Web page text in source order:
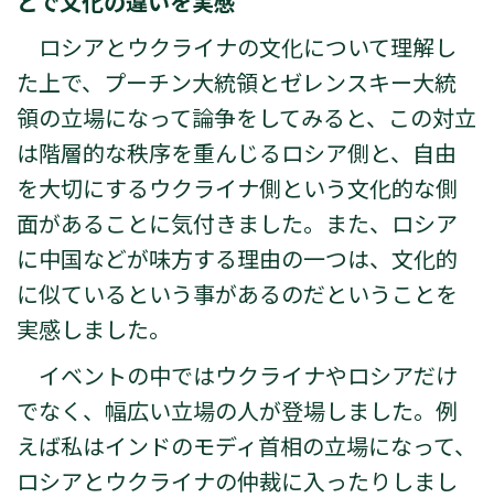
ロシアとウクライナの文化について理解し
た上で、プーチン大統領とゼレンスキー大統
領の立場になって論争をしてみると、この対立
は階層的な秩序を重んじるロシア側と、自由
を大切にするウクライナ側という文化的な側
面があることに気付きました。また、ロシア
に中国などが味方する理由の一つは、文化的
に似ているという事があるのだということを
実感しました。
イベントの中ではウクライナやロシアだけ
でなく、幅広い立場の人が登場しました。例
えば私はインドのモディ首相の立場になって、
ロシアとウクライナの仲裁に入ったりしまし